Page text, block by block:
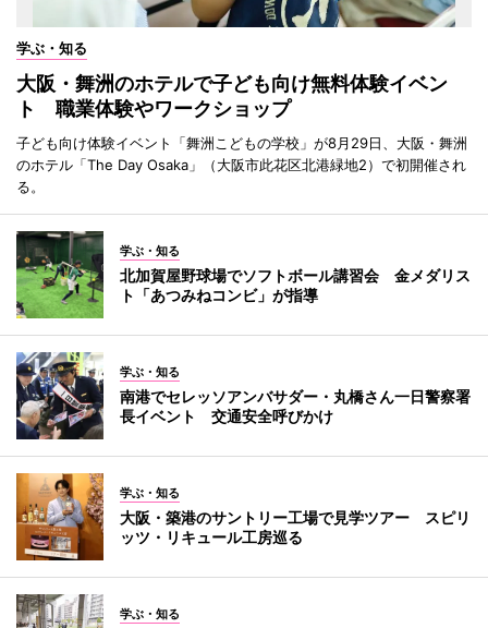
学ぶ・知る
大阪・舞洲のホテルで子ども向け無料体験イベン
ト 職業体験やワークショップ
子ども向け体験イベント「舞洲こどもの学校」が8月29日、大阪・舞洲
のホテル「The Day Osaka」（大阪市此花区北港緑地2）で初開催され
る。
学ぶ・知る
北加賀屋野球場でソフトボール講習会 金メダリス
ト「あつみねコンビ」が指導
学ぶ・知る
南港でセレッソアンバサダー・丸橋さん一日警察署
長イベント 交通安全呼びかけ
学ぶ・知る
大阪・築港のサントリー工場で見学ツアー スピリ
ッツ・リキュール工房巡る
学ぶ・知る